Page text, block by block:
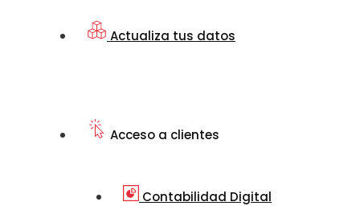
Actualiza tus datos
Acceso a clientes
Contabilidad Digital